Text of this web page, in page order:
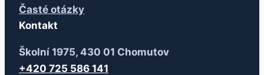
Časté otázky
Kontakt
Školní 1975, 430 01 Chomutov
+420 725 586 141